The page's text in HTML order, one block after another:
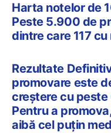
Harta notelor de
Peste 5.900 de
dintre care 117 cu
Rezultate
promovare este
creștere cu
Pentru a
aibă cel puțin